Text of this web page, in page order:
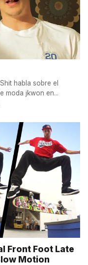
habla sobre el
moda jkwon en...
Front Foot Late
Motion